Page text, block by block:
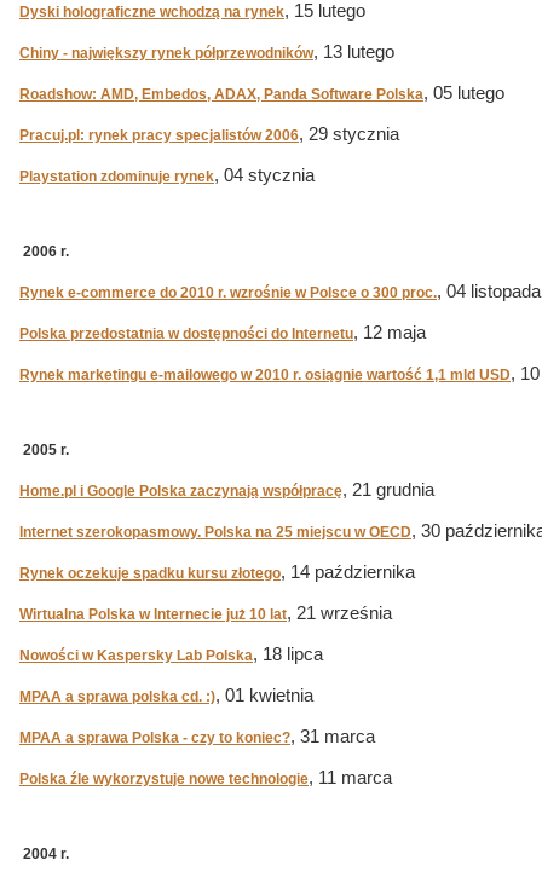
Dyski holograficzne wchodzą na rynek, 15 lutego
Chiny - największy rynek półprzewodników, 13 lutego
Roadshow: AMD, Embedos, ADAX, Panda Software Polska, 05 lutego
Pracuj.pl: rynek pracy specjalistów 2006, 29 stycznia
Playstation zdominuje rynek, 04 stycznia
2006 r.
Rynek e-commerce do 2010 r. wzrośnie w Polsce o 300 proc., 04 listopada
Polska przedostatnia w dostępności do Internetu, 12 maja
Rynek marketingu e-mailowego w 2010 r. osiągnie wartość 1,1 mld USD,
2005 r.
Home.pl i Google Polska zaczynają współpracę, 21 grudnia
Internet szerokopasmowy. Polska na 25 miejscu w OECD, 30
Rynek oczekuje spadku kursu złotego, 14 października
Wirtualna Polska w Internecie już 10 lat, 21 września
Nowości w Kaspersky Lab Polska, 18 lipca
MPAA a sprawa polska cd. :), 01 kwietnia
MPAA a sprawa Polska - czy to koniec?, 31 marca
Polska źle wykorzystuje nowe technologie, 11 marca
2004 r.